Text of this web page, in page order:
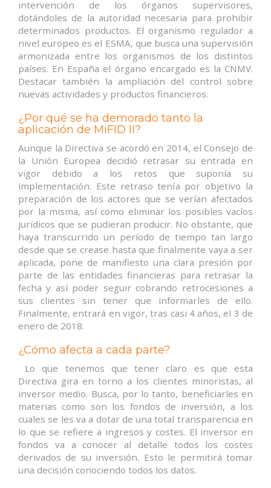
intervención de los órganos supervisores,
dotándoles de la autoridad necesaria para prohibir
determinados productos. El organismo regulador a
nivel europeo es el ESMA, que busca una supervisión
armonizada entre los organismos de los distintos
países. En España el órgano encargado es la CNMV.
Destacar también la ampliación del control sobre
nuevas actividades y productos financieros.
¿Por qué se ha demorado tanto la
aplicación de MiFID II?
Aunque la Directiva se acordó en 2014, el Consejo de
la Unión Europea decidió retrasar su entrada en
vigor debido a los retos que suponía su
implementación. Este retraso tenía por objetivo la
preparación de los actores que se verían afectados
por la misma, así como eliminar los posibles vacíos
jurídicos que se pudieran producir. No obstante, que
haya transcurrido un período de tiempo tan largo
desde que se crease hasta que finalmente vaya a ser
aplicada, pone de manifiesto una clara presión por
parte de las entidades financieras para retrasar la
fecha y así poder seguir cobrando retrocesiones a
sus clientes sin tener que informarles de ello.
Finalmente, entrará en vigor, tras casi 4 años, el 3 de
enero de 2018.
¿Cómo afecta a cada parte?
Lo que tenemos que tener claro es que esta
Directiva gira en torno a los clientes minoristas, al
inversor medio. Busca, por lo tanto, beneficiarles en
materias como son los fondos de inversión, a los
cuales se les va a dotar de una total transparencia en
lo que se refiere a ingresos y costes. El inversor en
fondos va a conocer al detalle todos los costes
derivados de su inversión. Esto le permitirá tomar
una decisión conociendo todos los datos.